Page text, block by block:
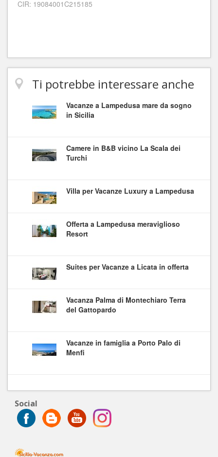
CIR: 19084001C215185
Ti potrebbe interessare anche
Vacanze a Lampedusa mare da sogno
in Sicilia
Camere in B&B vicino La Scala dei
Turchi
Villa per Vacanze Luxury a Lampedusa
Offerta a Lampedusa meraviglioso
Resort
Suites per Vacanze a Licata in offerta
Vacanza Palma di Montechiaro Terra
del Gattopardo
Vacanze in famiglia a Porto Palo di
Menfi
Social